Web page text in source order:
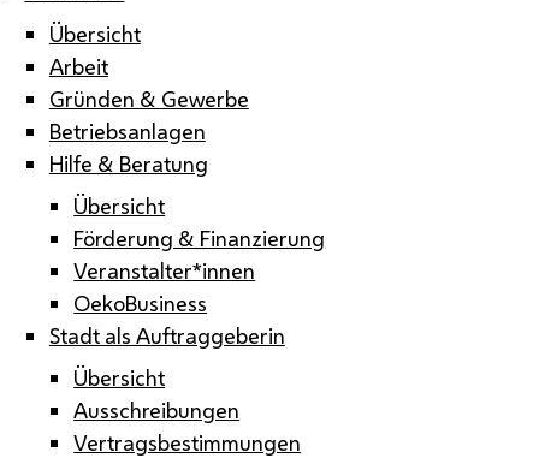
Übersicht
Arbeit
Gründen & Gewerbe
Betriebsanlagen
Hilfe & Beratung
Übersicht
Förderung & Finanzierung
Veranstalter*innen
OekoBusiness
Stadt als Auftraggeberin
Übersicht
Ausschreibungen
Vertragsbestimmungen